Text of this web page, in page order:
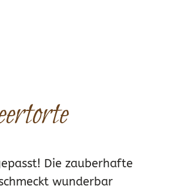
Die zauberhafte
wunderbar